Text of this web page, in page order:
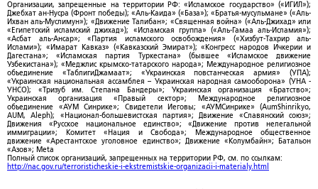
Организации, запрещенные на территории РФ: «Исламское государство» («ИГИЛ»);
Джебхат ан-Нусра (Фронт победы); «Аль-Каида» («База»); «Братья-мусульмане» («Аль-
Ихван аль-Муслимун»); «Движение Талибан»; «Священная война» («Аль-Джихад» или
«Египетский исламский джихад»); «Исламская группа» («Аль-Гамаа аль-Исламия»);
«Асбат аль-Ансар»; «Партия исламского освобождения» («Хизбут-Тахрир аль-
Ислами»); «Имарат Кавказ» («Кавказский Эмират»); «Конгресс народов Ичкерии и
Дагестана»; «Исламская партия Туркестана» (бывшее «Исламское движение
Узбекистана»); «Меджлис крымско-татарского народа»; Международное религиозное
объединение «ТаблигиДжамаат»; «Украинская повстанческая армия» (УПА);
«Украинская национальная ассамблея – Украинская народная самооборона» (УНА -
УНСО); «Тризуб им. Степана Бандеры»; Украинская организация «Братство»;
Украинская организация «Правый сектор»; Международное религиозное
объединение «АУМ Синрике»; Свидетели Иеговы; «АУМСинрике» (AumShinrikyo,
AUM, Aleph); «Национал-большевистская партия»; Движение «Славянский союз»;
Движения «Русское национальное единство»; «Движение против нелегальной
иммиграции»; Комитет «Нация и Свобода»; Международное общественное
движение «Арестантское уголовное единство»; Движение «Колумбайн»; Батальон
«Азов»; Meta
Полный список организаций, запрещенных на территории РФ, см. по ссылкам:
http://nac.gov.ru/terroristicheskie-i-ekstremistskie-organizacii-i-materialy.html